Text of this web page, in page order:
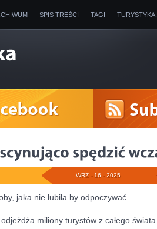
SPIS TREŚCI TAGI
WRZ - 16 - 2025
jaka nie lubiła by odpoczywać
miliony turystów z całego